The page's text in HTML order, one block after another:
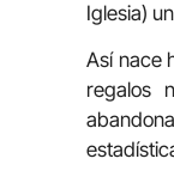
Iglesia)
Así nace
regalos